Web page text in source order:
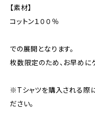
【素材】
コットン１００％
での展開となります。
枚数限定のため、お早めに
※Tシャツを購入される際
ださい。